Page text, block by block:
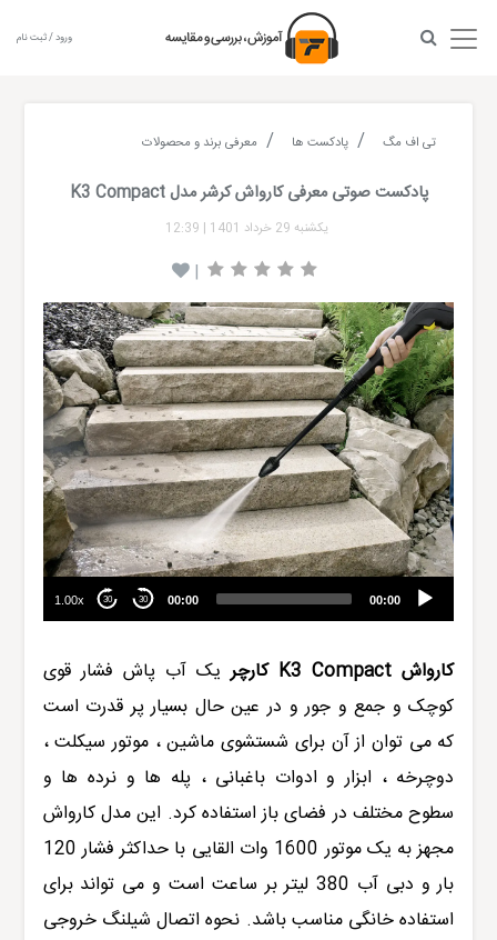
ورود / ثبت نام
تی اف مگ پادکست ها معرفی برند و محصولات
پادکست صوتی معرفی کارواش کرشر مدل K3 Compact
یکشنبه 29 خرداد 1401 |
12:39
|
00:00
00:00
30
30
1.00x
کارواش K3 Compact کارچر یک آب پاش فشار قوی
کوچک و جمع و جور و در عین حال بسیار پر قدرت است
کهمی توان از آن برای شستشوی ماشین ، موتور سیکلت ،
دوچرخه ، ابزار و ادوات باغبانی ، پله ها و نرده ها و
سطوح مختلف در فضای باز استفاده کرد. این مدل کارواش
مجهز به یک موتور 1600 وات القایی با حداکثر فشار 120
بار و دبی آب 380 لیتر بر ساعت است و می تواند برای
استفاده خانگی مناسب باشد. نحوه اتصال شیلنگ خروجی